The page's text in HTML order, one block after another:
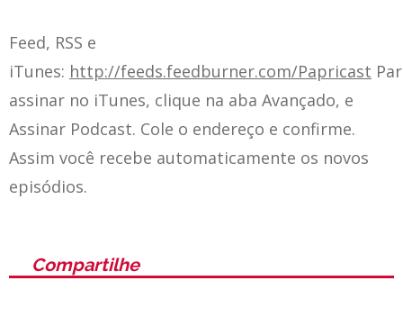
Feed, RSS e
iTunes: http://feeds.feedburner.com/Papricast
assinar no iTunes, clique na aba Avançado, e
Assinar Podcast. Cole o endereço e confirme.
Assim você recebe automaticamente os novos
episódios.
Compartilhe